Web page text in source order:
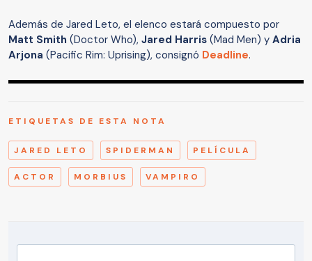
Además de Jared Leto, el elenco estará compuesto por
Matt Smith (Doctor Who), Jared Harris (Mad Men) y Adria
Arjona (Pacific Rim: Uprising), consignó Deadline.
ETIQUETAS DE ESTA NOTA
JARED LETO SPIDERMAN PELÍCULA
ACTOR MORBIUS VAMPIRO